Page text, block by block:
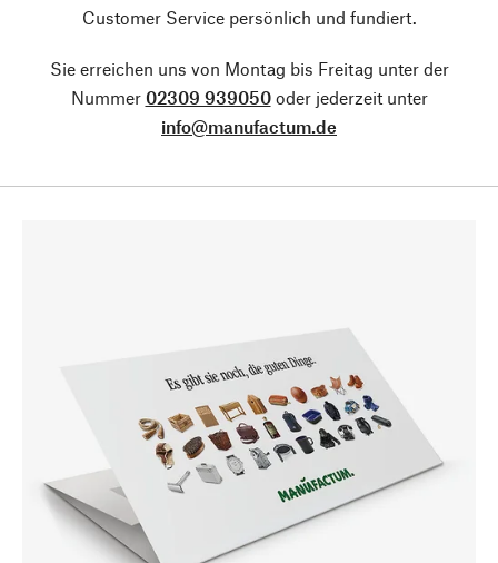
Customer Service persönlich und fundiert.
Sie erreichen uns von Montag bis Freitag unter der
Nummer 02309 939050oder jederzeit unter
info@manufactum.de